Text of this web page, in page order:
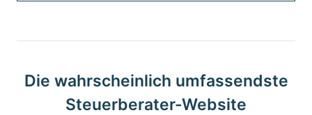
Die wahrscheinlich umfassendste
Steuerberater-Website